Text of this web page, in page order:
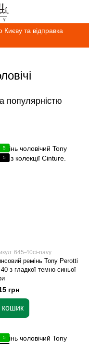
та відправка
популярністю
5
5
645-40ci-navy
ремінь Tony Perotti
з гладкої темно-синьої
грн
кошик
5